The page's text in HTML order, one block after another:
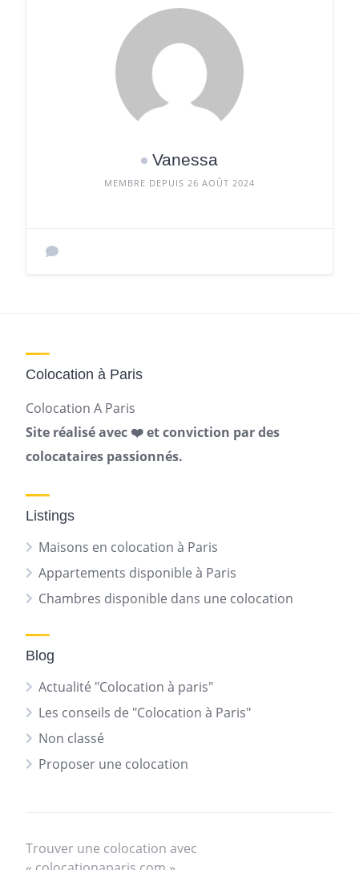
Vanessa
MEMBRE DEPUIS 26 AOÛT 2024
Colocation à Paris
Colocation A Paris
Site réalisé avec ❤️ et conviction par des
colocataires passionnés.
Listings
Maisons en colocation à Paris
Appartements disponible à Paris
Chambres disponible dans une colocation
Blog
Actualité "Colocation à paris"
Les conseils de "Colocation à Paris"
Non classé
Proposer une colocation
Trouver une colocation avec